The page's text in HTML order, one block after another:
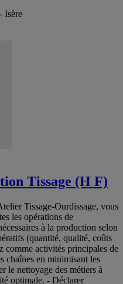
Isère
Tissage (H F)
Tissage-Ourdissage, vous
les opérations de
à la production selon
(quantité, qualité, coûts
comme activités principales de
chaînes en minimisant les
le nettoyage des métiers à
optimale. - Déclarer